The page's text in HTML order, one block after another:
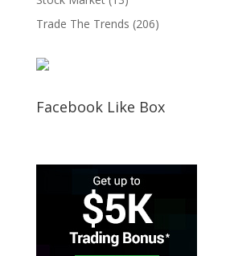
Trade The Trends (206)
Facebook Like Box